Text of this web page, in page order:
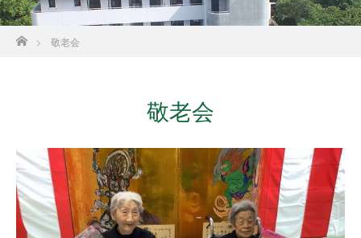
ホーム
敬老会
敬老会